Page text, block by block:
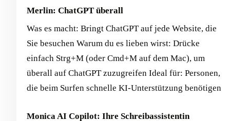
Merlin: ChatGPT überall
Was es macht: Bringt ChatGPT auf jede Website, die
Sie besuchen Warum du es lieben wirst: Drücke
einfach Strg+M (oder Cmd+M auf dem Mac), um
überall auf ChatGPT zuzugreifen Ideal für: Personen,
die beim Surfen schnelle KI-Unterstützung benötigen
Monica AI Copilot: Ihre Schreibassistentin